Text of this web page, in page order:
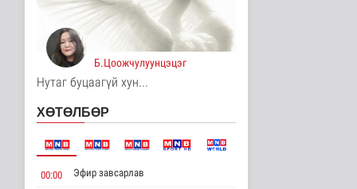
3 цаг 55 минутын өмнө
Хирошимад иргэд
Японы зэвсгийн
экспортын бодлогы..
Дэлхийд
3 цаг 7 минутын өмнө
Трамп Ирантай
шинэ гарц эрэлх..
3 цаг 15 минутын өмнө
Б.Цоожчулуунцэцэг
Нутаг буцаагүй хун...
ХӨТӨЛБӨР
00:00 Эфир завсарлав